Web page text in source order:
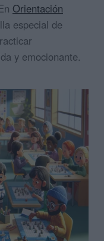
Orientación
especial de
y emocionante.